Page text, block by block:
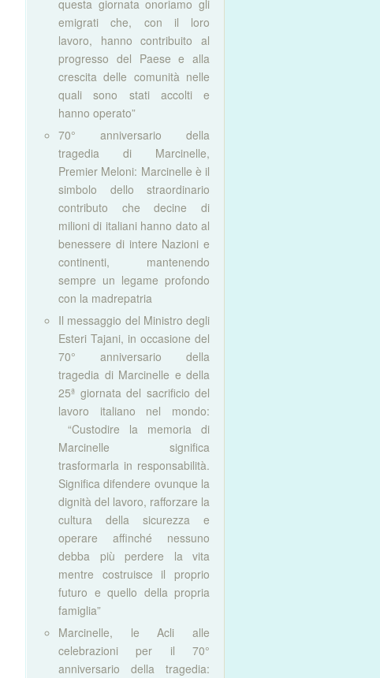
questa giornata onoriamo gli
emigrati che, con il loro
lavoro, hanno contribuito al
progresso del Paese e alla
crescita delle comunità nelle
quali sono stati accolti e
hanno operato”
70° anniversario della
tragedia di Marcinelle,
Premier Meloni: Marcinelle è il
simbolo dello straordinario
contributo che decine di
milioni di italiani hanno dato al
benessere di intere Nazioni e
continenti, mantenendo
sempre un legame profondo
con la madrepatria
Il messaggio del Ministro degli
Esteri Tajani, in occasione del
70° anniversario della
tragedia di Marcinelle e della
25ª giornata del sacrificio del
lavoro italiano nel mondo:
“Custodire la memoria di
Marcinelle significa
trasformarla in responsabilità.
Significa difendere ovunque la
dignità del lavoro, rafforzare la
cultura della sicurezza e
operare affinché nessuno
debba più perdere la vita
mentre costruisce il proprio
futuro e quello della propria
famiglia”
Marcinelle, le Acli alle
celebrazioni per il 70°
anniversario della tragedia: